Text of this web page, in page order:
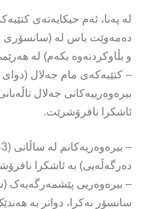
لە پەنا، ئەم حیكایەتەی
دەمەوێت باس لە
و بڵاوكردنەوە بكەم) لە
– كتێبەكەی مام جەلال
بیرەوەرییەكانی جەلال
ئاشكرا نافرۆشرێت.
دەرگەڵەیی) بە ئاشكرا
– بیرەوەریی پێشمەرگەیەک
سانسۆر نەکرا، دواتر بە